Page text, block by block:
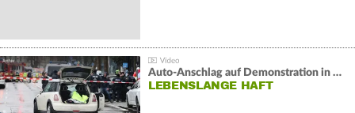
Auto-Anschlag auf Demonstration in München:
LEBENSLANGE HAFT